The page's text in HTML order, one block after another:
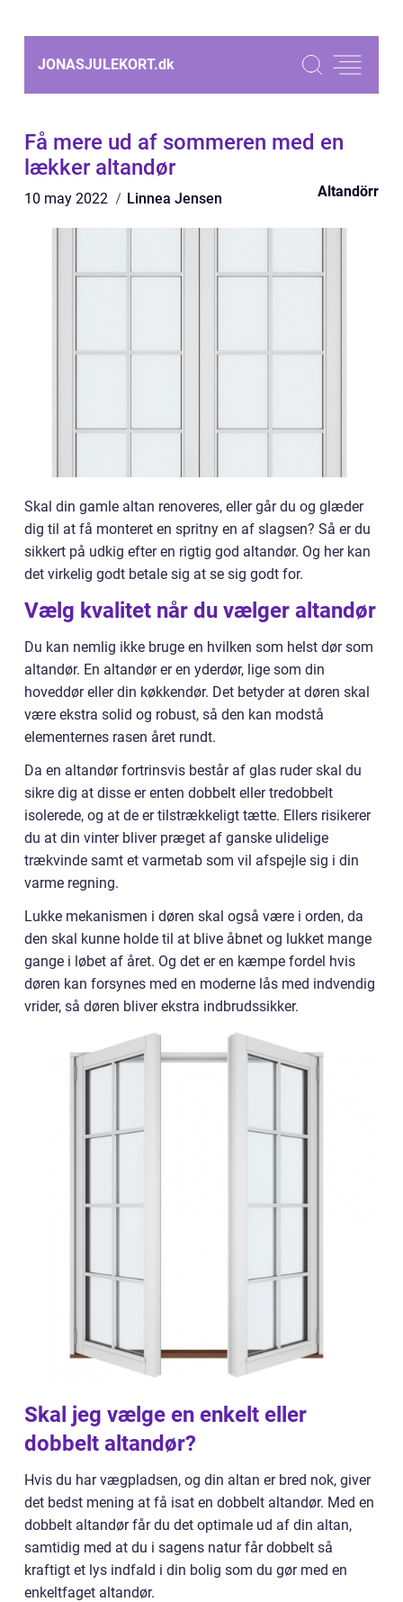
JONASJULEKORT.dk
Få mere ud af sommeren med en
lækker altandør
10 may 2022 Linnea Jensen Altandörr
Skal din gamle altan renoveres, eller går du og glæder
dig til at få monteret en spritny en af slagsen? Så er du
sikkert på udkig efter en rigtig god altandør. Og her kan
det virkelig godt betale sig at se sig godt for.
Vælg kvalitet når du vælger altandør
Du kan nemlig ikke bruge en hvilken som helst dør som
altandør. En altandør er en yderdør, lige som din
hoveddør eller din køkkendør. Det betyder at døren skal
være ekstra solid og robust, så den kan modstå
elementernes rasen året rundt.
Da en altandør fortrinsvis består af glas ruder skal du
sikre dig at disse er enten dobbelt eller tredobbelt
isolerede, og at de er tilstrækkeligt tætte. Ellers risikerer
du at din vinter bliver præget af ganske ulidelige
trækvinde samt et varmetab som vil afspejle sig i din
varme regning.
Lukke mekanismen i døren skal også være i orden, da
den skal kunne holde til at blive åbnet og lukket mange
gange i løbet af året. Og det er en kæmpe fordel hvis
døren kan forsynes med en moderne lås med indvendig
vrider, så døren bliver ekstra indbrudssikker.
Skal jeg vælge en enkelt eller
dobbelt altandør?
Hvis du har vægpladsen, og din altan er bred nok, giver
det bedst mening at få isat en dobbelt altandør. Med en
dobbelt altandør får du det optimale ud af din altan,
samtidig med at du i sagens natur får dobbelt så
kraftigt et lys indfald i din bolig som du gør med en
enkeltfaget altandør.